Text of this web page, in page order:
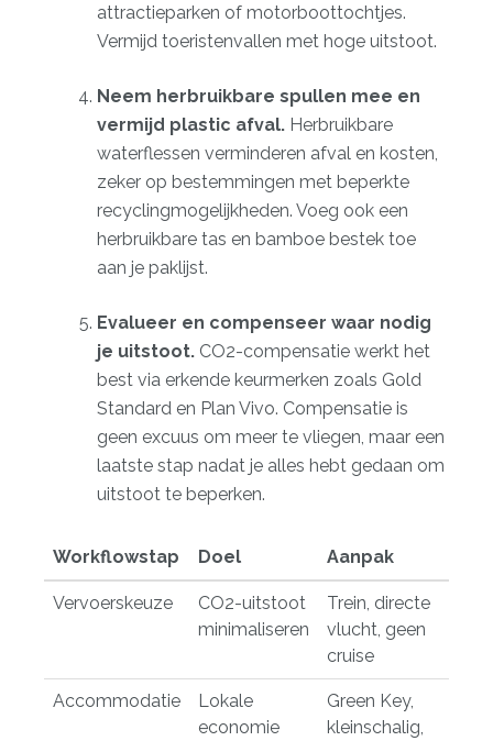
attractieparken of motorboottochtjes.
Vermijd toeristenvallen met hoge uitstoot.
Neem herbruikbare spullen mee en
vermijd plastic afval. Herbruikbare
waterflessen verminderen afval en kosten
zeker op bestemmingen met beperkte
recyclingmogelijkheden. Voeg ook een
herbruikbare tas en bamboe bestek toe
aan je paklijst.
Evalueer en compenseer waar nodig
je uitstoot. CO2-compensatie werkt het
best via erkende keurmerken zoals Gold
Standard en Plan Vivo. Compensatie is
geen excuus om meer te vliegen, maar een
laatste stap nadat je alles hebt gedaan om
uitstoot te beperken.
Workflowstap Doel Aanpak
Vervoerskeuze
CO2-uitstoot
minimaliseren
Trein, directe
vlucht, geen
cruise
Accommodatie
Lokale
economie
Green Key,
kleinschalig,